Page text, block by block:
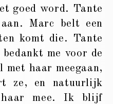
goed word. Tante
Marc belt een
komt die. Tante
me voor de
met haar meegaan,
ze, en natuurlijk
mee. Ik blijf